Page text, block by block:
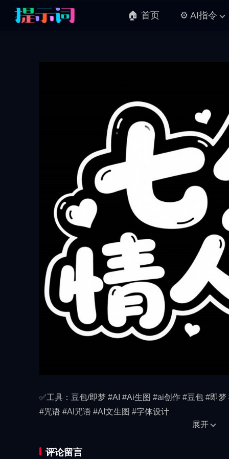
🏠 首页 ⚙️ AI指令
✅工具：豆包/即梦 #AI #Ai生图 #ai创作 #豆包 #即
#咒语 #AI咒语 #AI文生图 #字体设计
展开
评论留言